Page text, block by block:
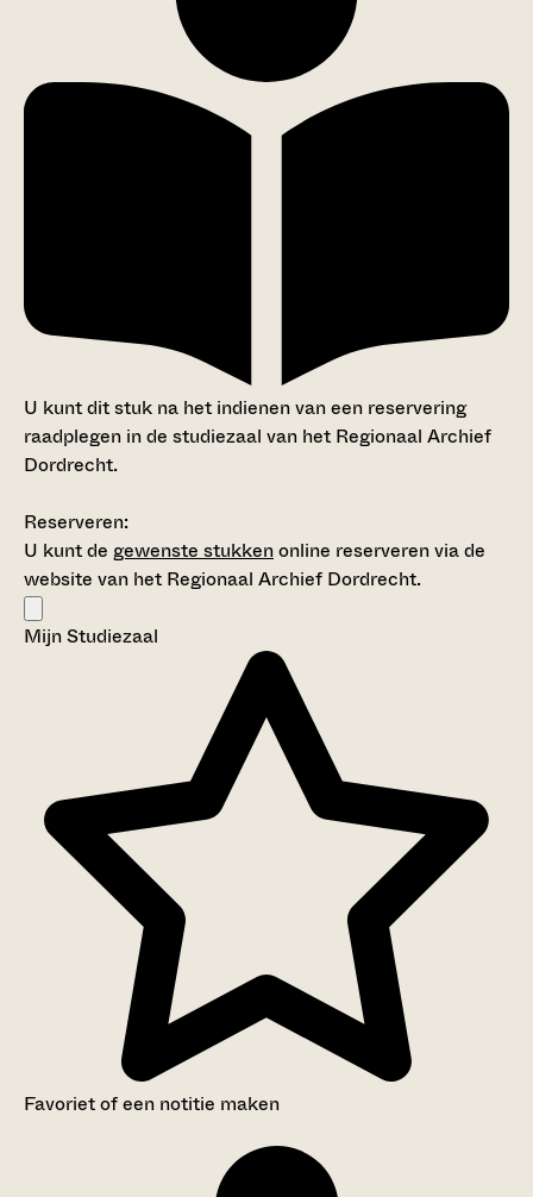
U kunt dit stuk na het indienen van een reservering
raadplegen in de studiezaal van het Regionaal Archief
Dordrecht.
Reserveren:
U kunt de gewenste stukkenonline reserveren via de
website van het Regionaal Archief Dordrecht.
Mijn Studiezaal
Favoriet of een notitie maken